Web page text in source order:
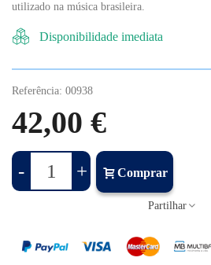
utilizado na música brasileira.
Disponibilidade imediata
Referência: 00938
42,00 €
- + Comprar
Partilhar